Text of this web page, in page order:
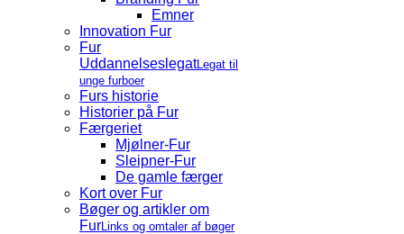
Emner
Innovation Fur
Fur
UddannelseslegatLegat til
unge furboer
Furs historie
Historier på Fur
Færgeriet
Mjølner-Fur
Sleipner-Fur
De gamle færger
Kort over Fur
Bøger og artikler om
FurLinks og omtaler af bøger